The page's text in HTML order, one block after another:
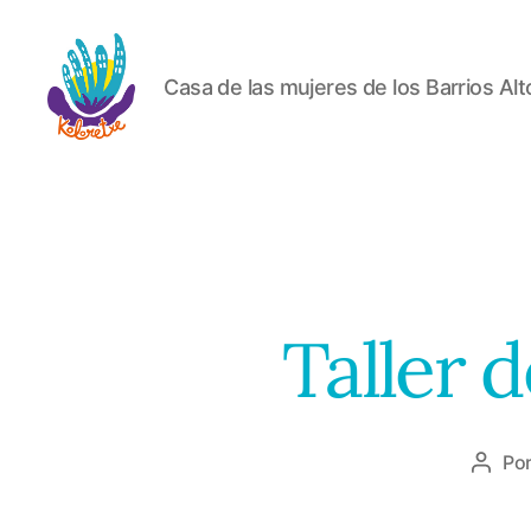
Casa de las mujeres de los Barrios
Taller
Autor
Por